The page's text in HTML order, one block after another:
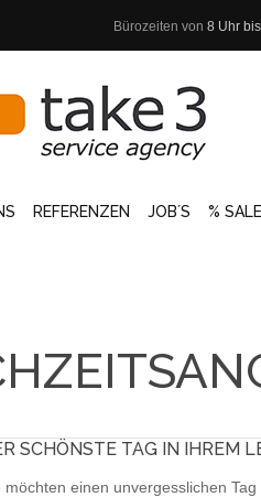
Bürozeiten von 8 Uhr
REFERENZEN JOB´S % SALE
SCHÖNSTE TAG IN IHREM
möchten einen unvergesslichen